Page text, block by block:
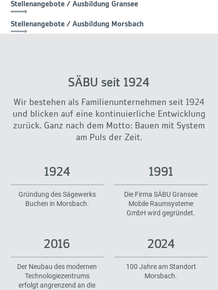
Stellenangebote / Ausbildung Gransee
Stellenangebote / Ausbildung Morsbach
SÄBU seit 1924
Wir bestehen als Familienunternehmen seit 1924
und blicken auf eine kontinuierliche Entwicklung
zurück. Ganz nach dem Motto: Bauen mit System
am Puls der Zeit.
1924
Gründung des Sägewerks
Buchen in Morsbach.
1991
Die Firma SÄBU Gransee
Mobile Raumsysteme
GmbH wird gegründet.
2016
Der Neubau des modernen
Technologiezentrums
erfolgt angrenzend an die
2024
100 Jahre am Standort
Morsbach.